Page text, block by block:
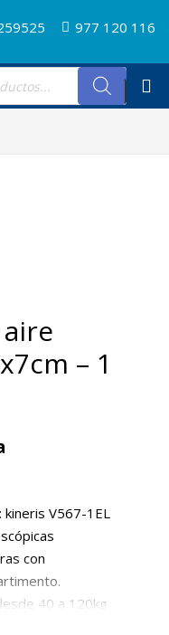
977 120 116
– 1
kineris V567-1EL
con
40 a 120kg